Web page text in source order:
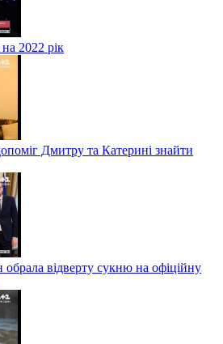
2022 рік
Дмитру та Катерині знайти
відверту сукню на офіційну